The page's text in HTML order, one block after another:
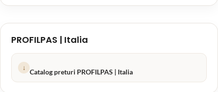
PROFILPAS | Italia
↓
Catalog preturi PROFILPAS | Italia